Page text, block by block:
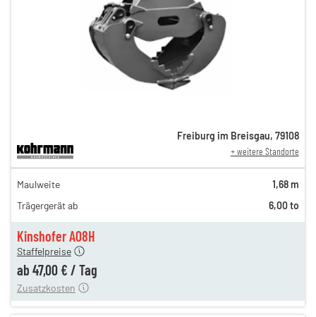
Kinshofer A08H
82,00 €
68,00 €
58,00 €
Staffelpreise
ab 47,00 € / Tag
12,00 €
Zusatzkosten
Freiburg im Breisgau, 79108
+ weitere Standorte
Maulweite
1,68 m
Trägergerät ab
6,00 to